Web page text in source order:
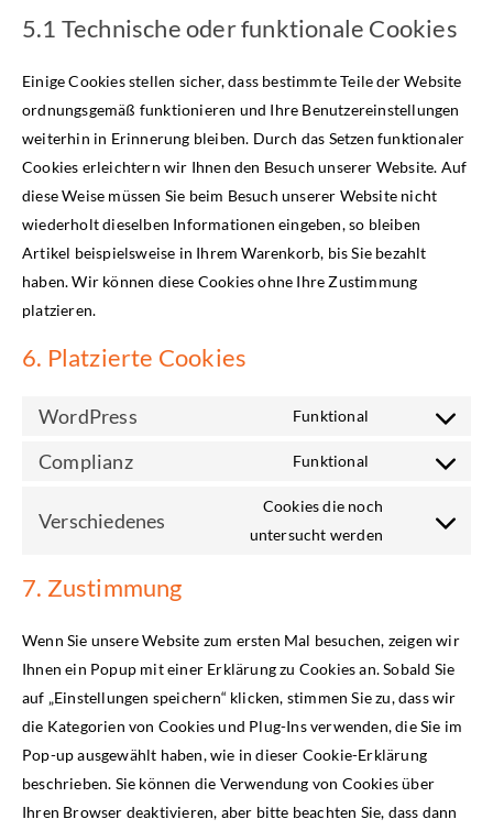
5.1 Technische oder funktionale Cookies
Einige Cookies stellen sicher, dass bestimmte Teile der Website
ordnungsgemäß funktionieren und Ihre Benutzereinstellungen
weiterhin in Erinnerung bleiben. Durch das Setzen funktionaler
Cookies erleichtern wir Ihnen den Besuch unserer Website. Auf
diese Weise müssen Sie beim Besuch unserer Website nicht
wiederholt dieselben Informationen eingeben, so bleiben
Artikel beispielsweise in Ihrem Warenkorb, bis Sie bezahlt
haben. Wir können diese Cookies ohne Ihre Zustimmung
platzieren.
6. Platzierte Cookies
WordPress Funktional
Complianz Funktional
Verschiedenes
Cookies die noch
untersucht werden
7. Zustimmung
Wenn Sie unsere Website zum ersten Mal besuchen, zeigen wir
Ihnen ein Popup mit einer Erklärung zu Cookies an. Sobald Sie
auf „Einstellungen speichern“ klicken, stimmen Sie zu, dass wir
die Kategorien von Cookies und Plug-Ins verwenden, die Sie im
Pop-up ausgewählt haben, wie in dieser Cookie-Erklärung
beschrieben. Sie können die Verwendung von Cookies über
Ihren Browser deaktivieren, aber bitte beachten Sie, dass dann